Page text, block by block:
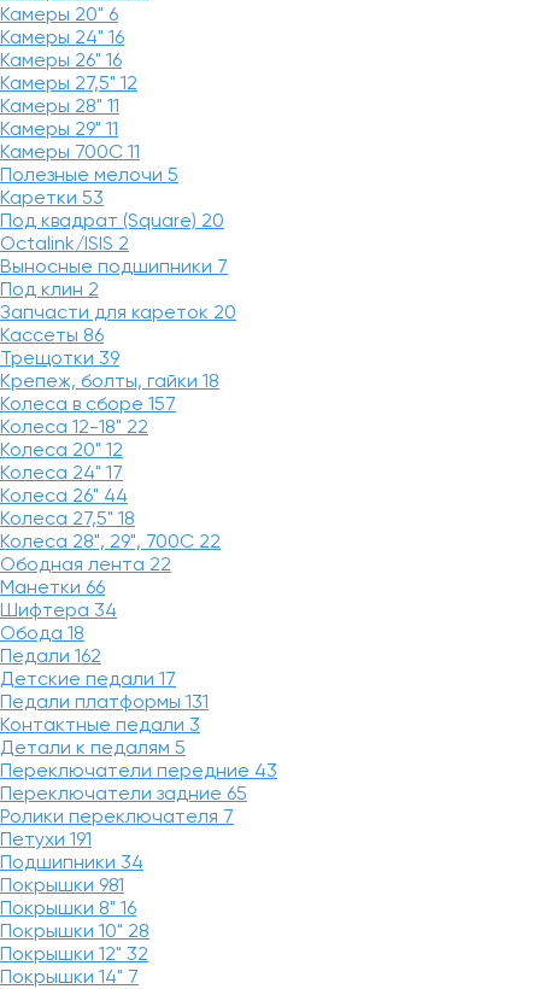
Камеры 20" 6
Камеры 24" 16
Камеры 26" 16
Камеры 27,5" 12
Камеры 28" 11
Камеры 29" 11
Камеры 700C 11
Полезные мелочи 5
Каретки 53
Под квадрат (Square) 20
Octalink/ISIS 2
Выносные подшипники 7
Под клин 2
Запчасти для кареток 20
Кассеты 86
Трещотки 39
Крепеж, болты, гайки 18
Колеса в сборе 157
Колеса 12-18" 22
Колеса 20" 12
Колеса 24" 17
Колеса 26" 44
Колеса 27,5" 18
Колеса 28", 29", 700С 22
Ободная лента 22
Манетки 66
Шифтера 34
Обода 18
Педали 162
Детские педали 17
Педали платформы 131
Контактные педали 3
Детали к педалям 5
Переключатели передние 43
Переключатели задние 65
Ролики переключателя 7
Петухи 191
Подшипники 34
Покрышки 981
Покрышки 8" 16
Покрышки 10" 28
Покрышки 12" 32
Покрышки 14" 7